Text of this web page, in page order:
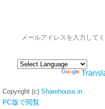
Copyright (c) Sharehouse.in
PC版で閲覧